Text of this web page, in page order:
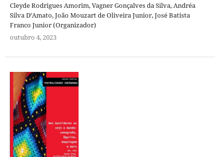
Cleyde Rodrigues Amorim, Vagner Gonçalves da Silva, Andréa
Silva D’Amato, João Mouzart de Oliveira Junior, José Batista
Franco Junior (Organizador)
outubro 4, 2023